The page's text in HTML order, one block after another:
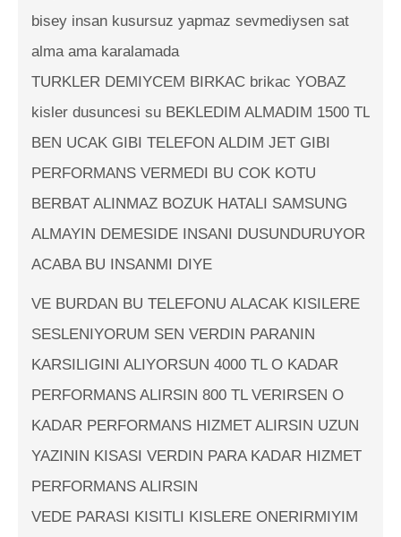
bisey insan kusursuz yapmaz sevmediysen sat
alma ama karalamada
TURKLER DEMIYCEM BIRKAC brikac YOBAZ
kisler dusuncesi su BEKLEDIM ALMADIM 1500 TL
BEN UCAK GIBI TELEFON ALDIM JET GIBI
PERFORMANS VERMEDI BU COK KOTU
BERBAT ALINMAZ BOZUK HATALI SAMSUNG
ALMAYIN DEMESIDE INSANI DUSUNDURUYOR
ACABA BU INSANMI DIYE
VE BURDAN BU TELEFONU ALACAK KISILERE
SESLENIYORUM SEN VERDIN PARANIN
KARSILIGINI ALIYORSUN 4000 TL O KADAR
PERFORMANS ALIRSIN 800 TL VERIRSEN O
KADAR PERFORMANS HIZMET ALIRSIN UZUN
YAZININ KISASI VERDIN PARA KADAR HIZMET
PERFORMANS ALIRSIN
VEDE PARASI KISITLI KISLERE ONERIRMIYIM